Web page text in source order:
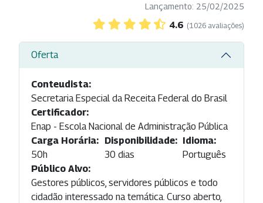
Lançamento: 25/02/2025
4.6 (1026 avaliações)
Oferta
Conteudista:
Secretaria Especial da Receita Federal do Brasil
Certificador:
Enap - Escola Nacional de Administração Pública
Carga Horária:
50h
Disponibilidade:
30 dias
Idioma:
Português
Público Alvo:
Gestores públicos, servidores públicos e todo
cidadão interessado na temática. Curso aberto,